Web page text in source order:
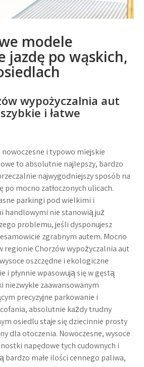
modele
jazdę po wąskich,
wypożyczalnia aut
i łatwe
i typowo miejskie
to absolutnie najlepszy, bardzo
najwygodniejszy sposób na
po mocno zatłoczonych ulicach.
parkingi pod wielkimi i
handlowymi nie stanowią już
problemu, jeśli dysponujesz
zgrabnym autem. Mocno
regionieChorzów wypożyczalnia aut
oszczędne i ekologiczne
i płynnie wpasowują się w gęstą
niezwykle zaawansowanym
precyzyjne parkowanie i
absolutnie każdy trudny
osiedlu staje się dziecinnie prosty
dla otoczenia. Nowoczesne, wysoce
napędowe tych cudownych i
bardzo małe ilości cennego paliwa,